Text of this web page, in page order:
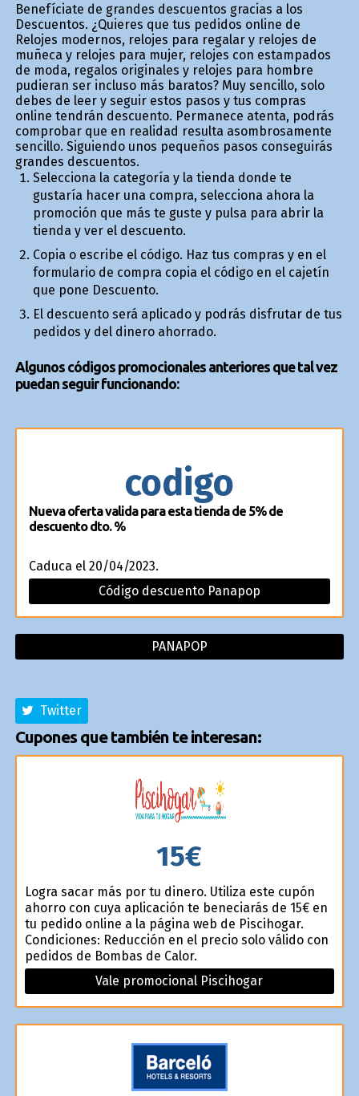
Benefíciate de grandes descuentos gracias a los
Descuentos. ¿Quieres que tus pedidos online de
Relojes modernos, relojes para regalar y relojes de
muñeca y relojes para mujer, relojes con estampados
de moda, regalos originales y relojes para hombre
pudieran ser incluso más baratos? Muy sencillo, solo
debes de leer y seguir estos pasos y tus compras
online tendrán descuento. Permanece atenta, podrás
comprobar que en realidad resulta asombrosamente
sencillo. Siguiendo unos pequeños pasos conseguirás
grandes descuentos.
Selecciona la categoría y la tienda donde te
gustaría hacer una compra, selecciona ahora la
promoción que más te guste y pulsa para abrir la
tienda y ver el descuento.
Copia o escribe el código. Haz tus compras y en el
formulario de compra copia el código en el cajetín
que pone Descuento.
El descuento será aplicado y podrás disfrutar de tus
pedidos y del dinero ahorrado.
Algunos códigos promocionales anteriores que tal vez
puedan seguir funcionando:
codigo
Nueva oferta valida para esta tienda de 5% de
descuento dto. %
Caduca el 20/04/2023.
Código descuento Panapop
PANAPOP
Twitter
Cupones que también te interesan:
15€
Logra sacar más por tu dinero. Utiliza este cupón
ahorro con cuya aplicación te beneficiarás de 15€ en
tu pedido online a la página web de Piscihogar.
Condiciones: Reducción en el precio solo válido con
pedidos de Bombas de Calor.
Vale promocional Piscihogar